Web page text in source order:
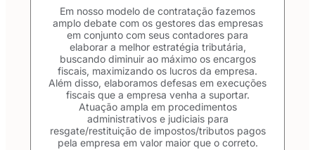
Em nosso modelo de contratação fazemos
amplo debate com os gestores das empresas
em conjunto com seus contadores para
elaborar a melhor estratégia tributária,
buscando diminuir ao máximo os encargos
fiscais, maximizando os lucros da empresa.
Além disso, elaboramos defesas em execuções
fiscais que a empresa venha a suportar.
Atuação ampla em procedimentos
administrativos e judiciais para
resgate/restituição de impostos/tributos pagos
pela empresa em valor maior que o correto.